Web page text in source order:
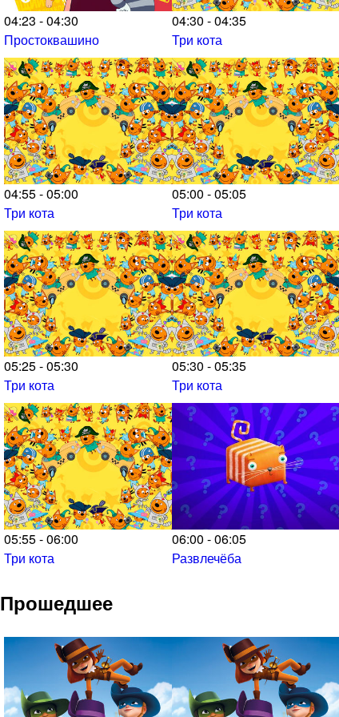
04:23 - 04:30
Простоквашино
04:30 - 04:35
Три кота
04:55 - 05:00
Три кота
05:00 - 05:05
Три кота
05:25 - 05:30
Три кота
05:30 - 05:35
Три кота
05:55 - 06:00
Три кота
06:00 - 06:05
Развлечёба
Прошедшее